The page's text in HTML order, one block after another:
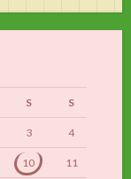
S S
3 4
10 11